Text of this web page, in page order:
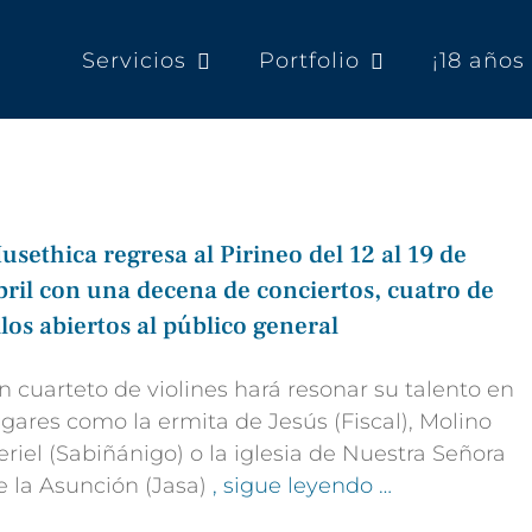
Servicios Portfolio ¡18
regresa al Pirineo del 12 al 19 de
con una decena de conciertos, cuatro de
abiertos al público general
cuarteto de violines hará resonar su talento en
como la ermita de Jesús (Fiscal), Molino
(Sabiñánigo) o la iglesia de Nuestra Señora
la Asunción (Jasa) , sigue leyendo …